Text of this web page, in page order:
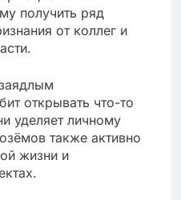
получить ряд
от коллег и
открывать что-то
уделяет личному
также активно
жизни и